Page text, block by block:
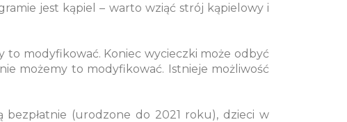
jest kąpiel – warto wziąć strój kąpielowy i
to modyfikować. Koniec wycieczki może odbyć
możemy to modyfikować. Istnieje możliwość
(urodzone do 2021 roku), dzieci w